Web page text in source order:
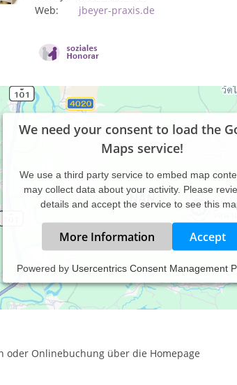
Web:
jbeyer-praxis.de
We need your consent to load the
Maps service!
We use a third party service to embed map
may collect data about your activity. Please
details and accept the service to see this
More Information Accept
Powered by Usercentrics Consent Management
biete Bioresonanztherapie mit
oder Onlinebuchung über die Homepage